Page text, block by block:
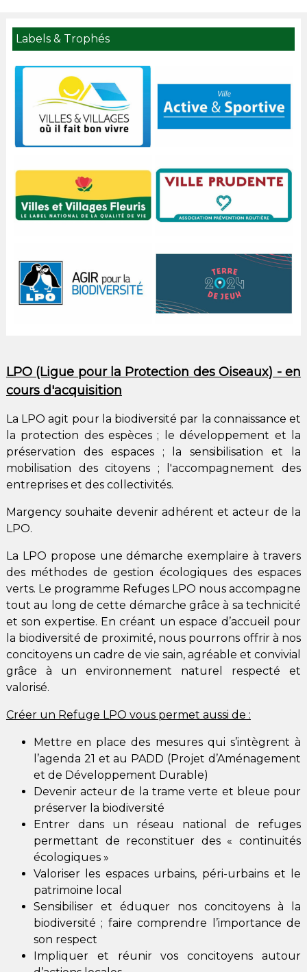
Labels & Trophés
LPO (Ligue pour la Protection des Oiseaux) - en
cours d'acquisition
La LPO agit pour la biodiversité par la connaissance et
la protection des espèces ; le développement et la
préservation des espaces ; la sensibilisation et la
mobilisation des citoyens ; l'accompagnement des
entreprises et des collectivités.
Margency souhaite devenir adhérent et acteur de la
LPO.
La LPO propose une démarche exemplaire à travers
des méthodes de gestion écologiques des espaces
verts. Le programme Refuges LPO nous accompagne
tout au long de cette démarche grâce à sa technicité
et son expertise. En créant un espace d’accueil pour
la biodiversité de proximité, nous pourrons offrir à nos
concitoyens un cadre de vie sain, agréable et convivial
grâce à un environnement naturel respecté et
valorisé.
Créer un Refuge LPO vous permet aussi de :
Mettre en place des mesures qui s’intègrent à
l’agenda 21 et au PADD (Projet d’Aménagement
et de Développement Durable)
Devenir acteur de la trame verte et bleue pour
préserver la biodiversité
Entrer dans un réseau national de refuges
permettant de reconstituer des « continuités
écologiques »
Valoriser les espaces urbains, péri-urbains et le
patrimoine local
Sensibiliser et éduquer nos concitoyens à la
biodiversité ; faire comprendre l’importance de
son respect
Impliquer et réunir vos concitoyens autour